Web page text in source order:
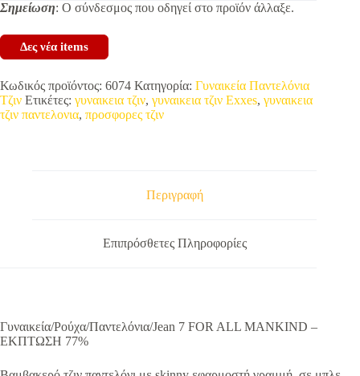
Σημείωση: Ο σύνδεσμος που οδηγεί στο προϊόν άλλαξε.
Δες νέα items
Κωδικός προϊόντος: 6074 Κατηγορία: Γυναικεία Παντελόνια
Τζιν Ετικέτες: γυναικεια τζιν, γυναικεια τζιν Exxes, γυναικεια
τζιν παντελονια, προσφορες τζιν
Περιγραφή
Επιπρόσθετες Πληροφορίες
Γυναικεία/Ρούχα/Παντελόνια/Jean 7 FOR ALL MANKIND –
ΕΚΠΤΩΣΗ 77%